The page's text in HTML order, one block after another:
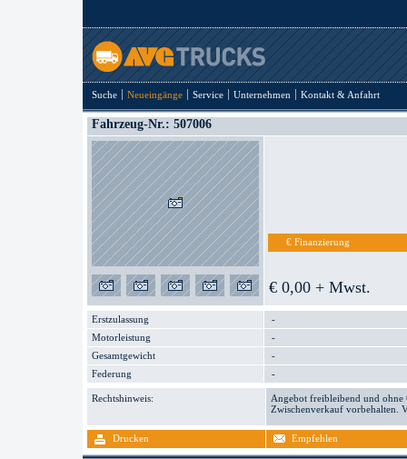
Suche Neueingänge Service Unternehmen Kontakt & Anfahrt
Fahrzeug-Nr.: 507006
€ Finanzierung
€ 0,00 + Mwst.
Erstzulassung
-
Motorleistung
-
Gesamtgewicht
-
Federung
-
Rechtshinweis:
Angebot freibleibend und ohne
Zwischenverkauf vorbehalten.
Drucken Empfehlen